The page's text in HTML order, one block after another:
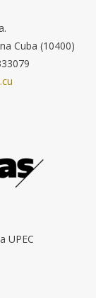
Cuba (10400)
UPEC